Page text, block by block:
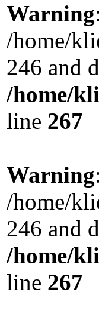
Warning
/home/
246 and
/home/
line 267
Warning
/home/
246 and
/home/
line 267